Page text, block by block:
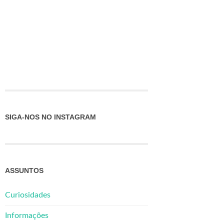
SIGA-NOS NO INSTAGRAM
ASSUNTOS
Curiosidades
Informações